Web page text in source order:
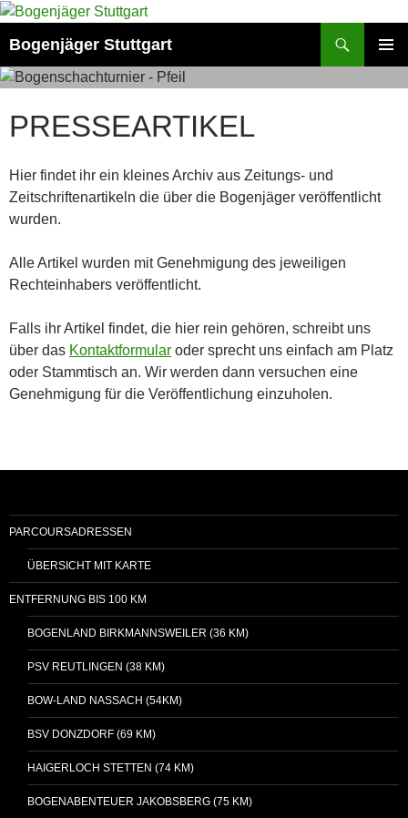
Zum
springen
Bogenjäger Stuttgart
PRESSEARTIKEL
Hier findet ihr ein kleines Archiv aus Zeitungs- und
Zeitschriftenartikeln die über die Bogenjäger veröffentlicht
wurden.
Alle Artikel wurden mit Genehmigung des jeweiligen
Rechteinhabers veröffentlicht.
Falls ihr Artikel findet, die hier rein gehören, schreibt uns
über das Kontaktformular oder sprecht uns einfach am Platz
oder Stammtisch an. Wir werden dann versuchen eine
Genehmigung für die Veröffentlichung einzuholen.
PARCOURSADRESSEN
ÜBERSICHT MIT KARTE
ENTFERNUNG BIS 100 KM
BOGENLAND BIRKMANNSWEILER (36 KM)
PSV REUTLINGEN (38 KM)
BOW-LAND NASSACH (54KM)
BSV DONZDORF (69 KM)
HAIGERLOCH STETTEN (74 KM)
BOGENABENTEUER JAKOBSBERG (75 KM)